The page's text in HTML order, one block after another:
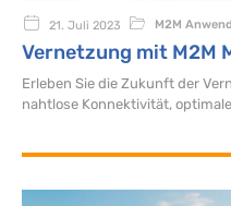
21. Juli 2023 M2M
Vernetzung mit M2M
Erleben Sie die Zukunft der
nahtlose Konnektivität,